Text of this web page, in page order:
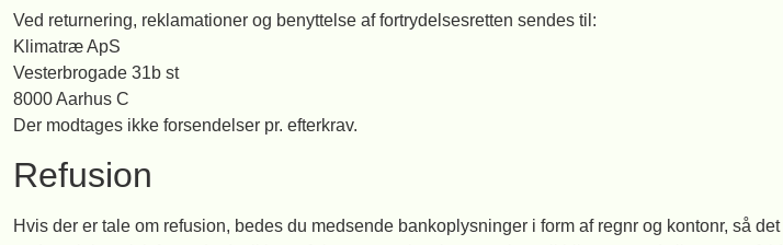
Ved returnering, reklamationer og benyttelse af fortrydelsesretten sendes til:
Klimatræ ApS
Vesterbrogade 31b st
8000 Aarhus C
Der modtages ikke forsendelser pr. efterkrav.
Refusion
Hvis der er tale om refusion, bedes du medsende bankoplysninger i form af regnr og kontonr, så